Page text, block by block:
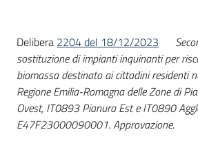
Bandi
Piani
Programmi
Progetti
Delibera 2204 del 18/12/2023
sostituzione di impianti inquinanti per
biomassa destinato ai cittadini residenti
Regione Emilia-Romagna delle Zone di
Ovest, IT0893 Pianura Est e IT0890
E47F23000090001. Approvazione.